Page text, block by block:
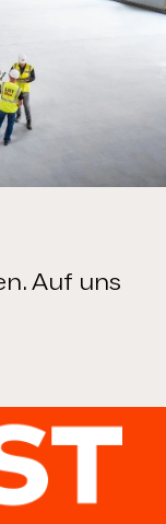
Auf uns